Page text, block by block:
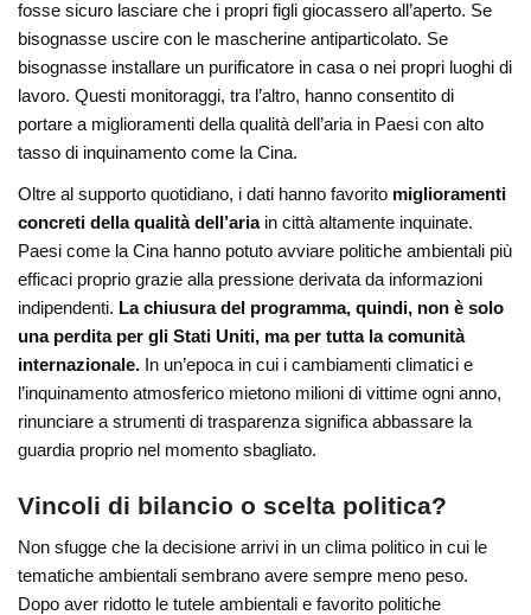
fosse sicuro lasciare che i propri figli giocassero all’aperto. Se
bisognasse uscire con le mascherine antiparticolato. Se
bisognasse installare un purificatore in casa o nei propri luoghi di
lavoro. Questi monitoraggi, tra l’altro, hanno consentito di
portare a miglioramenti della qualità dell’aria in Paesi con alto
tasso di inquinamento come la Cina.
Oltre al supporto quotidiano, i dati hanno favorito miglioramenti
concreti della qualità dell’ariain città altamente inquinate.
Paesi come la Cina hanno potuto avviare politiche ambientali più
efficaci proprio grazie alla pressione derivata da informazioni
indipendenti. La chiusura del programma, quindi, non è solo
una perdita per gli Stati Uniti, ma per tutta la comunità
internazionale. In un’epoca in cui i cambiamenti climatici e
l’inquinamento atmosferico mietono milioni di vittime ogni anno,
rinunciare a strumenti di trasparenza significa abbassare la
guardia proprio nel momento sbagliato.
Vincoli di bilancio o scelta politica?
Non sfugge che la decisione arrivi in un clima politico in cui le
tematiche ambientali sembrano avere sempre meno peso.
Dopo aver ridotto le tutele ambientali e favorito politiche